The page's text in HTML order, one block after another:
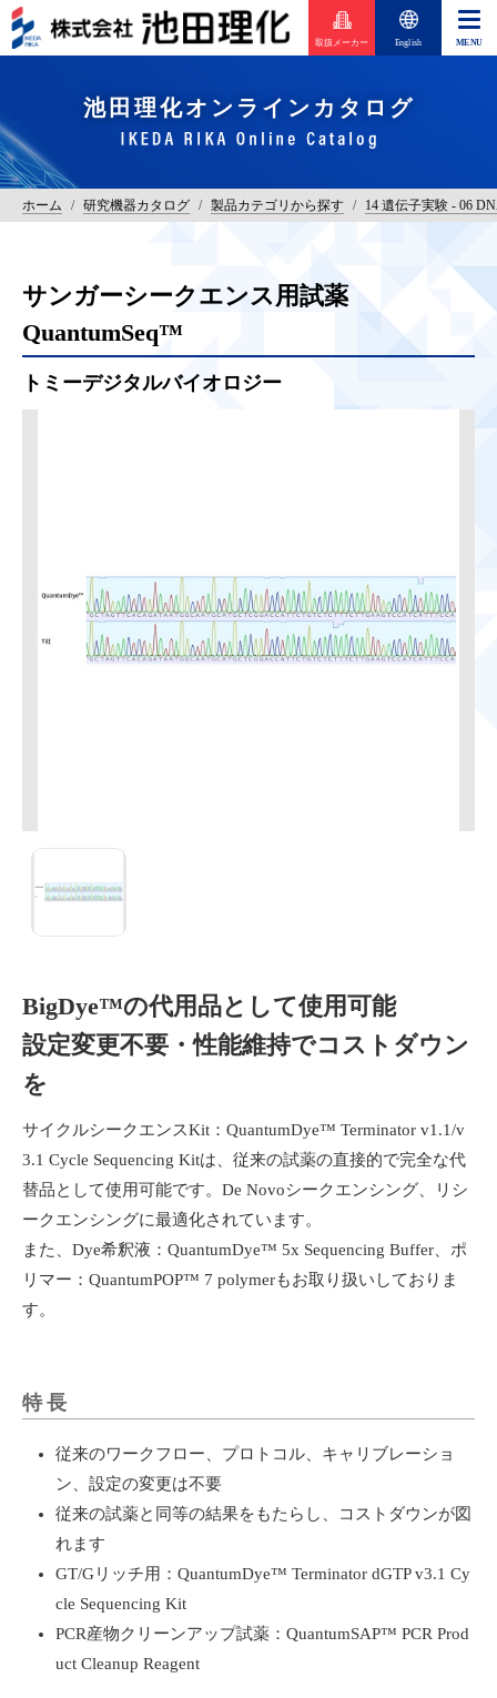
取扱メーカー English
池田理化オンラインカタログ
ホーム / 研究機器カタログ / 製品カテゴリから探す / 14 遺伝子実験 - 06
サンガーシークエンス用試薬
QuantumSeq™
トミーデジタルバイオロジー
BigDye™の代用品として使用可能
設定変更不要・性能維持でコストダウン
を
サイクルシークエンスKit：QuantumDye™ Terminator v1.1/v
3.1 Cycle Sequencing Kitは、従来の試薬の直接的で完全な代
替品として使用可能です。De Novoシークエンシング、リシ
ークエンシングに最適化されています。
また、Dye希釈液：QuantumDye™ 5x Sequencing Buffer、ポ
リマー：QuantumPOP™ 7 polymerもお取り扱いしておりま
す。
特長
従来のワークフロー、プロトコル、キャリブレーショ
ン、設定の変更は不要
従来の試薬と同等の結果をもたらし、コストダウンが図
れます
GT/Gリッチ用：QuantumDye™ Terminator dGTP v3.1 Cy
cle Sequencing Kit
PCR産物クリーンアップ試薬：QuantumSAP™ PCR Prod
uct Cleanup Reagent